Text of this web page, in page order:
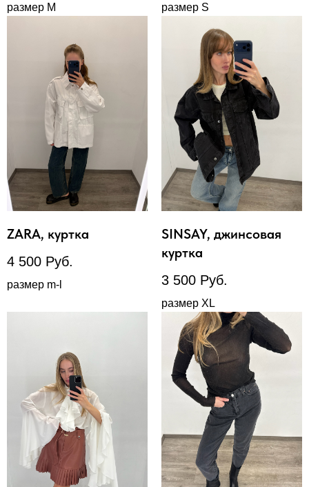
размер М размер S
ZARA, куртка
4 500 Руб.
размер m-l
SINSAY, джинсовая
куртка
3 500 Руб.
размер XL